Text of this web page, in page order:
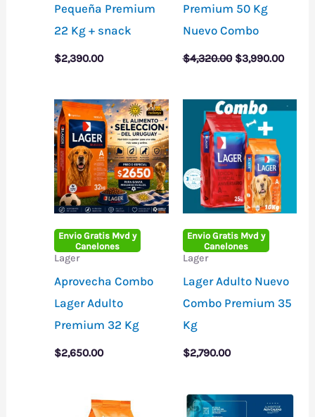
Pequeña Premium
22 Kg + snack
$2,390.00
Premium 50 Kg
Nuevo Combo
$4,320.00 El
precio
$4,320.00.
$3,990.00El
Envio Gratis Mvd y
Canelones
Lager
Aprovecha Combo
Lager Adulto
Premium 32 Kg
$2,650.00
Envio Gratis Mvd y
Canelones
Lager
Lager Adulto Nuevo
Combo Premium 35
Kg
$2,790.00